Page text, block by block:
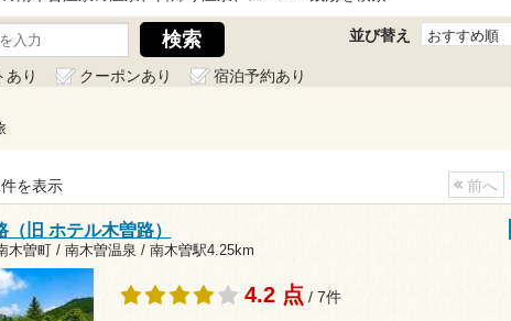
並び替え おすすめ順
あり クーポンあり
宿泊予約あり
を表示 前へ
旧 ホテル木曽路）
木曽町 / 南木曽温泉 / 南木曽駅4.25km
4.2 点 / 7件